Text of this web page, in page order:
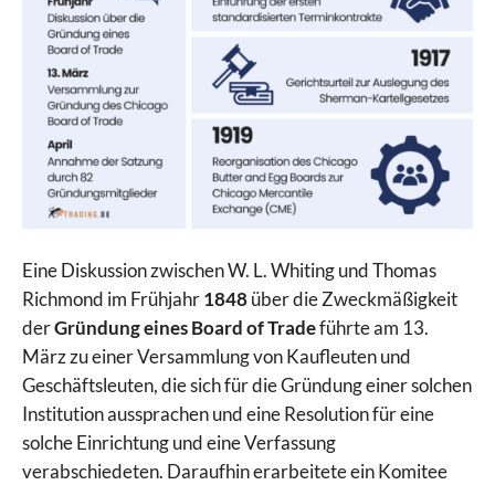
Eine Diskussion zwischen W. L. Whiting und Thomas
Richmond im Frühjahr1848über die Zweckmäßigkeit
derGründung eines Board of Tradeführte am 13.
März zu einer Versammlung von Kaufleuten und
Geschäftsleuten, die sich für die Gründung einer solchen
Institution aussprachen und eine Resolution für eine
solche Einrichtung und eine Verfassung
verabschiedeten. Daraufhin erarbeitete ein Komitee